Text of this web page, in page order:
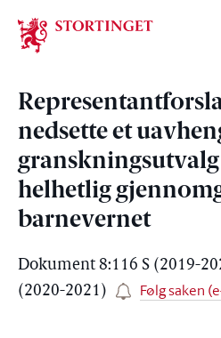
Stortinget.no
nedsette et
helhetlig
barnevernet
Dokument 8:116 S (2019-
(2020-2021)
Følg saken